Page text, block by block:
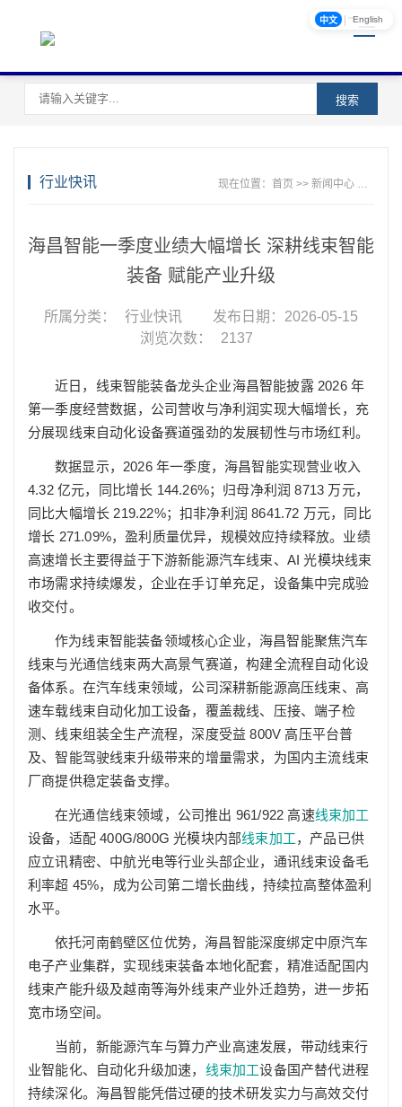
中文 | English
搜索
行业快讯 现在位置：首页 >>新闻中心
海昌智能一季度业绩大幅增长 深耕线束智能
装备 赋能产业升级
所属分类： 行业快讯
发布日期：2026-05-15
浏览次数：
2137
近日，线束智能装备龙头企业海昌智能披露 2026 年
第一季度经营数据，公司营收与净利润实现大幅增长，充
分展现线束自动化设备赛道强劲的发展韧性与市场红利。
数据显示，2026 年一季度，海昌智能实现营业收入
4.32 亿元，同比增长 144.26%；归母净利润 8713 万元，
同比大幅增长 219.22%；扣非净利润 8641.72 万元，同比
增长 271.09%，盈利质量优异，规模效应持续释放。业绩
高速增长主要得益于下游新能源汽车线束、AI 光模块线束
市场需求持续爆发，企业在手订单充足，设备集中完成验
收交付。
作为线束智能装备领域核心企业，海昌智能聚焦汽车
线束与光通信线束两大高景气赛道，构建全流程自动化设
备体系。在汽车线束领域，公司深耕新能源高压线束、高
速车载线束自动化加工设备，覆盖裁线、压接、端子检
测、线束组装全生产流程，深度受益 800V 高压平台普
及、智能驾驶线束升级带来的增量需求，为国内主流线束
厂商提供稳定装备支撑。
在光通信线束领域，公司推出 961/922 高速线束加工
设备，适配 400G/800G 光模块内部线束加工，产品已供
应立讯精密、中航光电等行业头部企业，通讯线束设备毛
利率超 45%，成为公司第二增长曲线，持续拉高整体盈利
水平。
依托河南鹤壁区位优势，海昌智能深度绑定中原汽车
电子产业集群，实现线束装备本地化配套，精准适配国内
线束产能升级及越南等海外线束产业外迁趋势，进一步拓
宽市场空间。
当前，新能源汽车与算力产业高速发展，带动线束行
业智能化、自动化升级加速， 线束加工设备国产替代进程
持续深化。海昌智能凭借过硬的技术研发实力与高效交付